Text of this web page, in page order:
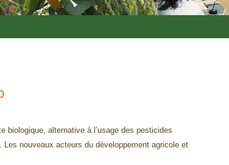
biologique, alternative à l’usage des pesticides
nouveaux acteurs du développement agricole et